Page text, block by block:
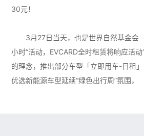
30元！
3月27日当天，也是世界自然基金会
小时“活动，EVCARD全时租赁将响应活
的理念，推出部分车型「立即用车-日租
优选新能源车型延续“绿色出行周”氛围，